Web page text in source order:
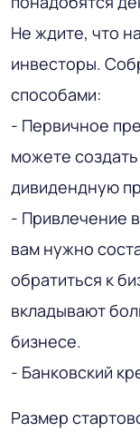
Не ждите, что
инвесторы.
способами:
- Первичное
можете
дивидендную
- Привлечение
вам нужно
обратиться к
вкладывают
бизнесе.
- Банковский
Размер